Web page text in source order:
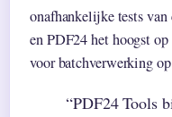
onafhankelijke tests
en PDF24 het hoogst
voor batchverwerking
“PDF24 Tools